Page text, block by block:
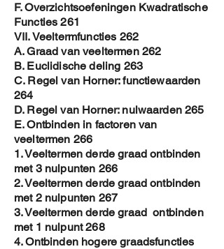
F. Overzichtsoefeningen Kwadratische
Functies 261
VII. Veeltermfuncties 262
A. Graad van veeltermen 262
B. Euclidische deling 263
C. Regel van Horner: functiewaarden
264
D. Regel van Horner: nulwaarden 265
E. Ontbinden in factoren van
veeltermen 266
1. Veeltermen derde graad ontbinden
met 3 nulpunten 266
2. Veeltermen derde graad ontbinden
met 2 nulpunten 267
3. Veeltermen derde graad ontbinden
met 1 nulpunt 268
4. Ontbinden hogere graadsfuncties